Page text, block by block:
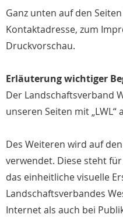
Ganz unten auf den
Kontaktadresse, zum
Druckvorschau.
Erläuterung wichtiger
Der Landschaftsverband
unseren Seiten mit „LWL“
Des Weiteren wird auf
verwendet. Diese steht
das einheitliche visuelle
Landschaftsverbandes
Internet als auch bei